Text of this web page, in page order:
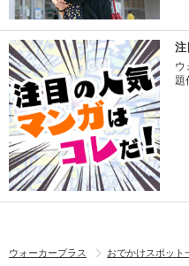
注
ウ
題
ウォーカープラス おでかけスポット